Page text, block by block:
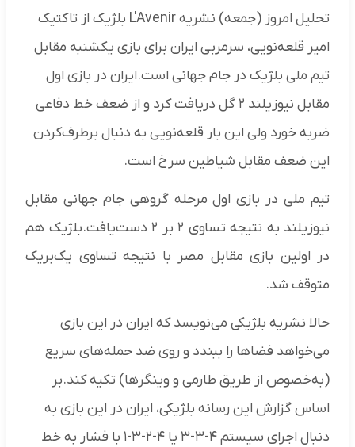
تحلیل امروز (جمعه) نشریه L'Avenir بلژیک از تاکتیک
امیر قلعه‌نویی، سرمربی ایران برای بازی یکشنبه مقابل
تیم ملی بلژیک در جام جهانی است.ایران در بازی اول
مقابل نیوزیلند ۲ گل دریافت کرد و از ضعف خط دفاعی
ضربه خورد ولی این بار قلعه‌نویی به دنبال برطرف‌کردن
این ضعف مقابل شیاطین سرخ است.
تیم ملی در بازی اول مرحله گروهی جام جهانی مقابل
نیوزیلند به نتیجه تساوی ۲ بر ۲ دست‌یافت.بلژیک هم
در اولین بازی مقابل مصر با نتیجه تساوی یک‌بریک
متوقف شد.
حالا نشریه بلژیکی می‌نویسد که ایران در این بازی
می‌خواهد فضاها را ببندد و روی ضد حمله‌های سریع
(به‌خصوص از طریق طارمی و وینگرها) تکیه کند.بر
اساس گزارش این رسانه بلژیکی، ایران در این بازی به
دنبال اجرای سیستم ۴-۳-۳ یا ۴-۲-۳-۱ با فشار به خط